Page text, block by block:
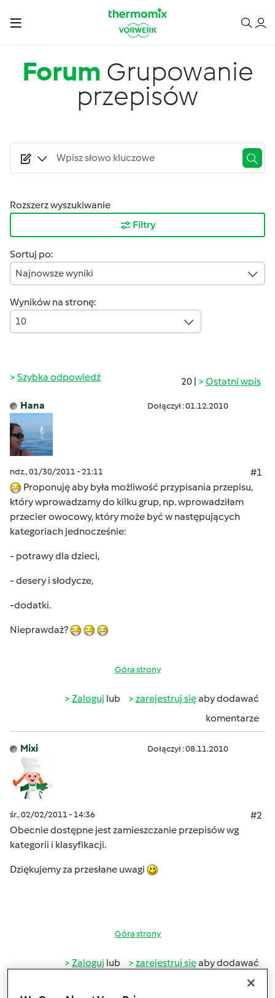
Forum Grupowanie
przepisów
Rozszerz wyszukiwanie
Filtry
Sortuj po:
Najnowsze wyniki
Wyników na stronę:
10
20 | Ostatni wpis
Szybka odpowiedź
Hana Dołączył : 01.12.2010
ndz., 01/30/2011 - 21:11
#1
Proponuję aby była możliwość przypisania przepisu,
który wprowadzamy do kilku grup, np. wprowadziłam
przecier owocowy, który może być w następujących
kategoriach jednocześnie:
- potrawy dla dzieci,
- desery i słodycze,
-dodatki.
Nieprawdaż?
Góra strony
Zaloguj lub zarejestruj sięaby dodawać
komentarze
Mixi Dołączył : 08.11.2010
śr., 02/02/2011 - 14:36
#2
Obecnie dostępne jest zamieszczanie przepisów wg
kategorii i klasyfikacji.
Dziękujemy za przesłane uwagi
Góra strony
Zaloguj lub zarejestruj sięaby dodawać
komentarze